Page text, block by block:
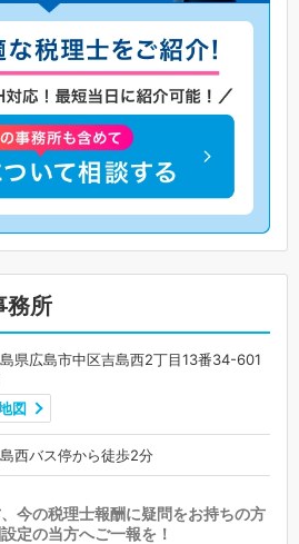
務所
県広島市中区吉島西2丁目13番34-601
図
西バス停から徒歩2分
今の税理士報酬に疑問をお持ちの方
定の当方へご一報を！